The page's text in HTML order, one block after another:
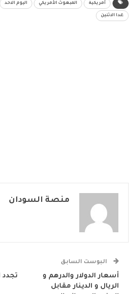
أمريكية المبعوث الأمريكي اليوم الاحد
غدا الاثنين
منصة السودان
البوست السابق
أسعار الدولار والدرهم و
الريال و الدينار مقابل
تجدد